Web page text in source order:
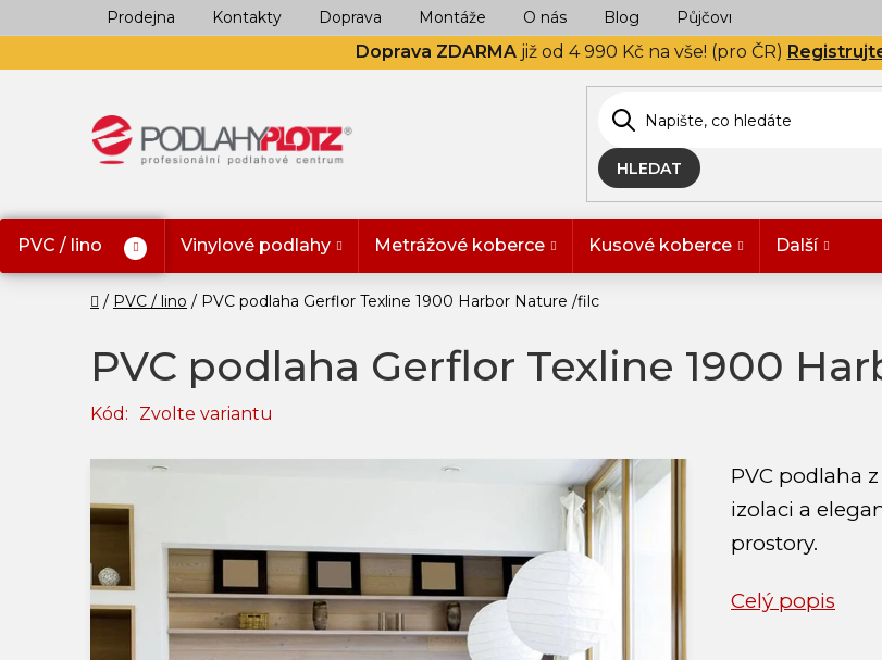
na
Doprava ZDARMA již od 4 990 Kč na vše! (pro ČR)
Prodejna Kontakty Doprava Montáže O nás Blog Půjčovna
HLEDAT
PVC / lino Vinylové podlahy Metrážové koberce Kusové koberce Další
Domů
PVC / lino PVC podlaha Gerflor Texline 1900 Harbor Nature /filc
PVC podlaha Gerflor Texline 1900
Kód: Zvolte variantu
PVC podlaha
izolaci a
prostory.
Celý popis